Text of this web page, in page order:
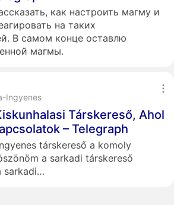
как настроить магму и
на таких
В самом конце оставлю
магмы.
Ingyenes
Társkereső, Ahol
– Telegraph
társkereső a komoly
a sarkadi társkereső
sarkadi…